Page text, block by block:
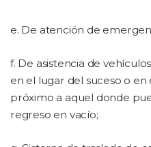
e. De atención de
f. De asistencia de
en el lugar del suceso o
próximo a aquel donde
regreso en vacío;